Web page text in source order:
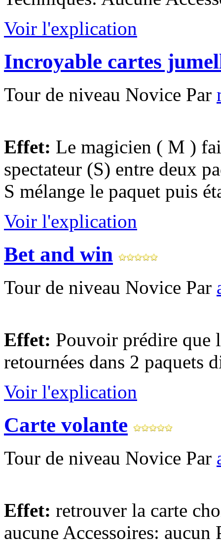
Voir l'explication
Incroyable cartes
Tour de niveau Novice Par
Effet: Le magicien ( M )
spectateur (S) entre deux
S mélange le paquet puis
Voir l'explication
Bet and win
Tour de niveau Novice Par
Effet: Pouvoir prédire que
retournées dans 2 paquets
Voir l'explication
Carte volante
Tour de niveau Novice Par
Effet: retrouver la carte
aucune Accessoires: